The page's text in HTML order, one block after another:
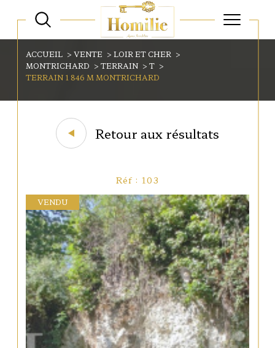
ACCUEIL VENTE
LOIR ET CHER
MONTRICHARD
TERRAIN
T
TERRAIN 1 846 M MONTRICHARD
Retour aux résultats
Réf : 103
VENDU